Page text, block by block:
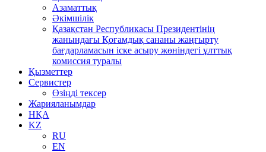
Азаматтық
Әкімшілік
Қазақстан Республикасы Президентінің
жанындағы Қоғамдық сананы жаңғырту
бағдарламасын іске асыру жөніндегі ұлттық
комиссия туралы
Қызметтер
Сервистер
Өзіңді тексер
Жарияланымдар
НҚА
KZ
RU
EN